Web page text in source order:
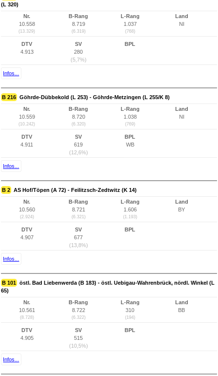
(L 320)
Nr.
10.558
(13.329)
B-Rang
8.719
(6.319)
L-Rang
1.037
(768)
Land
NI
DTV
4.913
SV
280
(5,7%)
BPL
Infos...
B 216 Göhrde-Dübbekold (L 253) - Göhrde-Metzingen (L 255/K 8)
Nr.
10.559
(10.242)
B-Rang
8.720
(6.320)
L-Rang
1.038
(769)
Land
NI
DTV
4.911
SV
619
(12,6%)
BPL
WB
Infos...
B 2 AS Hof/Töpen (A 72) - Feilitzsch-Zedtwitz (K 14)
Nr.
10.560
(2.924)
B-Rang
8.721
(6.321)
L-Rang
1.606
(1.193)
Land
BY
DTV
4.907
SV
677
(13,8%)
BPL
Infos...
B 101 östl. Bad Liebenwerda (B 183) - östl. Uebigau-Wahrenbrück, nördl. Winkel (L
65)
Nr.
10.561
(8.728)
B-Rang
8.722
(6.322)
L-Rang
310
(194)
Land
BB
DTV
4.905
SV
515
(10,5%)
BPL
Infos...